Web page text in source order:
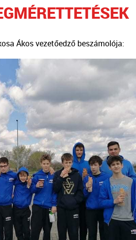
Ákos vezetőedző beszámolója: